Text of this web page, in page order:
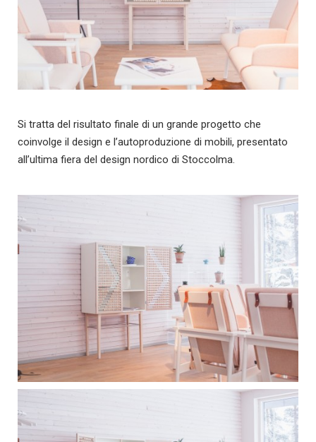
Si tratta del risultato finale di un grande progetto che
coinvolge il design e l’autoproduzione di mobili, presentato
all’ultima fiera del design nordico di Stoccolma.